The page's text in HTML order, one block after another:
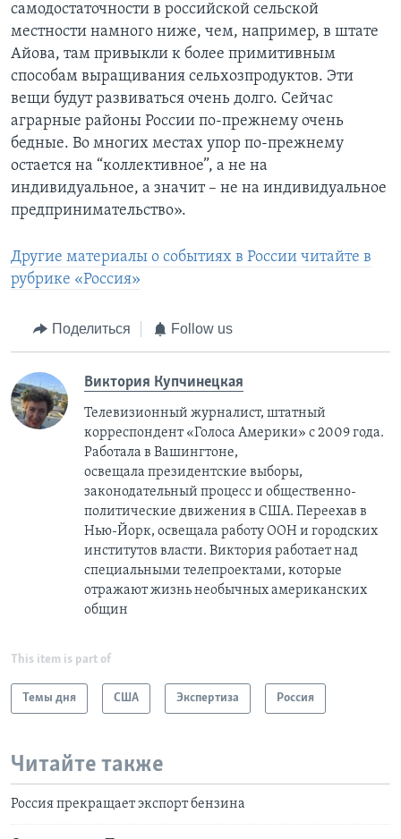
самодостаточности в российской сельской
местности намного ниже, чем, например, в штате
Айова, там привыкли к более примитивным
способам выращивания сельхозпродуктов. Эти
вещи будут развиваться очень долго. Сейчас
аграрные районы России по-прежнему очень
бедные. Во многих местах упор по-прежнему
остается на “коллективное”, а не на
индивидуальное, а значит – не на индивидуальное
предпринимательство».
Другие материалы о событиях в России читайте в
рубрике «Россия»
Поделиться Follow us
Виктория Купчинецкая
Телевизионный журналист, штатный
корреспондент «Голоса Америки» с 2009 года.
Работала в Вашингтоне,
освещала президентские выборы,
законодательный процесс и общественно-
политические движения в США. Переехав в
Нью-Йорк, освещала работу ООН и городских
институтов власти. Виктория работает над
специальными телепроектами, которые
отражают жизнь необычных американских
общин
This item is part of
Темы дня США Экспертиза Россия
Читайте также
Россия прекращает экспорт бензина